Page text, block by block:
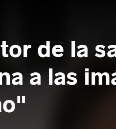
de la
a las